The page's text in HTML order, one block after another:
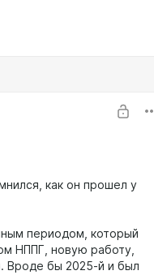
как он прошел у
периодом, который
НППГ, новую работу,
Вроде бы 2025-й и был